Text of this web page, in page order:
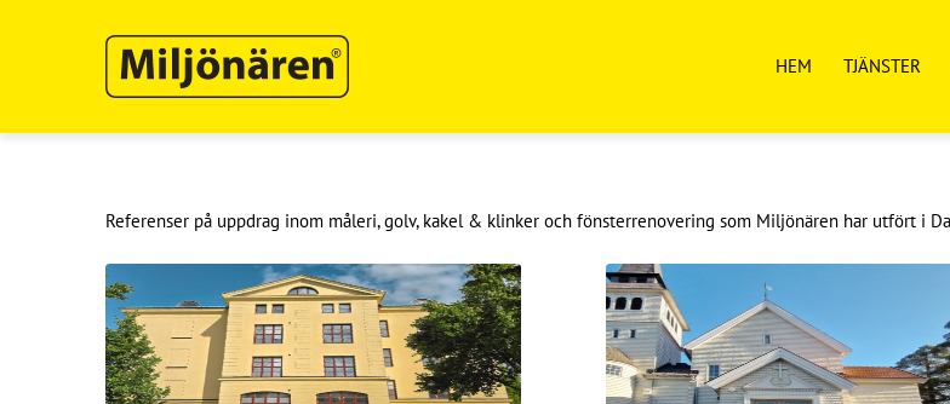
HEM TJÄNSTER
Referenser på uppdrag inom måleri, golv, kakel & klinker och fönsterrenovering som Miljönären har utfört i